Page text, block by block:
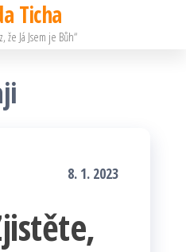
Ticha
že Já Jsem je Bůh“
8. 1. 2023